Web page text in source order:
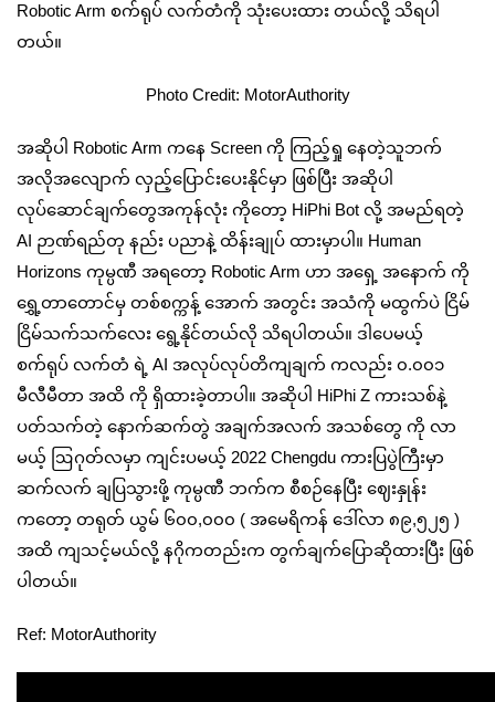
Robotic Arm စက်ရုပ် လက်တံကို သုံးပေးထား တယ်လို့ သိရပါ
တယ်။
Photo Credit: MotorAuthority
အဆိုပါ Robotic Arm ကနေ Screen ကို ကြည့်ရှု နေတဲ့သူဘက်
အလိုအလျောက် လှည့်ပြောင်းပေးနိုင်မှာ ဖြစ်ပြီး အဆိုပါ
လုပ်ဆောင်ချက်တွေအကုန်လုံး ကိုတော့ HiPhi Bot လို့ အမည်ရတဲ့
AI ဉာဏ်ရည်တု နည်း ပညာနဲ့ ထိန်းချုပ် ထားမှာပါ။ Human
Horizons ကုမ္ပဏီ အရတော့ Robotic Arm ဟာ အရှေ့ အနောက် ကို
ရွှေ့တာတောင်မှ တစ်စက္ကန့် အောက် အတွင်း အသံကို မထွက်ပဲ ငြိမ်
ငြိမ်သက်သက်လေး ရွေ့နိုင်တယ်လို သိရပါတယ်။ ဒါပေမယ့်
စက်ရုပ် လက်တံ ရဲ့ AI အလုပ်လုပ်တိကျချက် ကလည်း ၀.၀၀၁
မီလီမီတာ အထိ ကို ရှိထားခဲ့တာပါ။ အဆိုပါ HiPhi Z ကားသစ်နဲ့
ပတ်သက်တဲ့ နောက်ဆက်တွဲ အချက်အလက် အသစ်တွေ ကို လာ
မယ့် ဩဂုတ်လမှာ ကျင်းပမယ့် 2022 Chengdu ကားပြပွဲကြီးမှာ
ဆက်လက် ချပြသွားဖို့ ကုမ္ပဏီ ဘက်က စီစဉ်နေပြီး ဈေး‌နှုန်း
ကတော့ တရုတ် ယွမ် ၆၀၀,၀၀၀ ( အမေရိကန် ဒေါ်လာ ၈၉,၅၂၅ )
အထိ ကျသင့်မယ်လို့ နဂိုကတည်းက တွက်ချက်ပြောဆိုထားပြီး ဖြစ်
ပါတယ်။
Ref: MotorAuthority